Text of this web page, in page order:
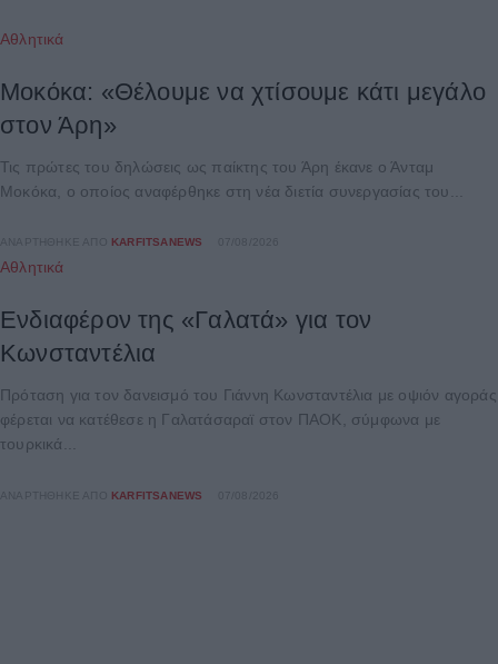
Αθλητικά
Μοκόκα: «Θέλουμε να χτίσουμε κάτι μεγάλο
στον Άρη»
Τις πρώτες του δηλώσεις ως παίκτης του Άρη έκανε ο Άνταμ
Μοκόκα, ο οποίος αναφέρθηκε στη νέα διετία συνεργασίας του...
KARFITSANEWS
Αθλητικά
Ενδιαφέρον της «Γαλατά» για τον
Κωνσταντέλια
Πρόταση για τον δανεισμό του Γιάννη Κωνσταντέλια με οψιόν αγοράς
φέρεται να κατέθεσε η Γαλατάσαραϊ στον ΠΑΟΚ, σύμφωνα με
τουρκικά...
ΑΝΑΡΤΉΘΗΚΕ ΑΠΌ KARFITSANEWS